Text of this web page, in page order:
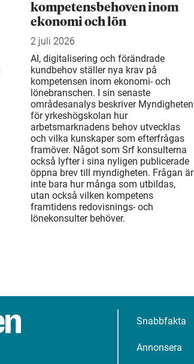
kompetensbehoven inom
ekonomi och lön
2 juli 2026
AI, digitalisering och förändrade
kundbehov ställer nya krav på
kompetensen inom ekonomi- och
lönebranschen. I sin senaste
områdesanalys beskriver Myndigheten
för yrkeshögskolan hur
arbetsmarknadens behov utvecklas
och vilka kunskaper som efterfrågas
framöver. Något som Srf konsulterna
också lyfter i sina nyligen publicerade
öppna brev till myndigheten. Frågan är
inte bara hur många som utbildas,
utan också vilken kompetens
framtidens redovisnings- och
lönekonsulter behöver.
Snabbfakta
Annonsera